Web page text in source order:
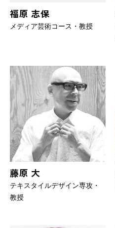
福原 志保
メディア芸術コース・教授
藤原 大
テキスタイルデザイン専攻・
教授